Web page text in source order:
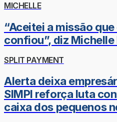
MICHELLE
“Aceitei a missão
confiou”, diz Michelle
SPLIT PAYMENT
Alerta deixa
SIMPI reforça luta
caixa dos pequenos